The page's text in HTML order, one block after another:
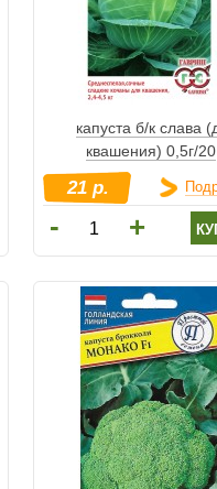
капуста б/к слава
квашения) 0,5г/20
21 р.
- +